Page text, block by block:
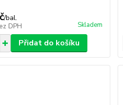
/bal.
DPH Skladem
Přidat do košíku